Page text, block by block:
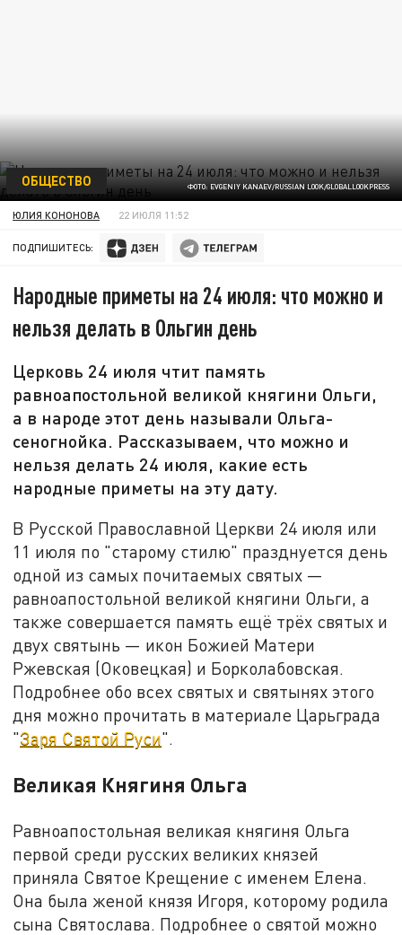
ФОТО: EVGENIY KANAEV/RUSSIAN LOOK/GLOBALLOOKPRESS
ОБЩЕСТВО
ЮЛИЯ КОНОНОВА 22 ИЮЛЯ 11:52
ПОДПИШИТЕСЬ:
Народные приметы на 24 июля: что можно и
нельзя делать в Ольгин день
Церковь 24 июля чтит память
равноапостольной великой княгини Ольги,
а в народе этот день называли Ольга-
сеногнойка. Рассказываем, что можно и
нельзя делать 24 июля, какие есть
народные приметы на эту дату.
В Русской Православной Церкви 24 июля или
11 июля по "старому стилю" празднуется день
одной из самых почитаемых святых —
равноапостольной великой княгини Ольги, а
также совершается память ещё трёх святых и
двух святынь — икон Божией Матери
Ржевская (Оковецкая) и Борколабовская.
Подробнее обо всех святых и святынях этого
дня можно прочитать в материале Царьграда
"Заря Святой Руси".
Великая Княгиня Ольга
Равноапостольная великая княгиня Ольга
первой среди русских великих князей
приняла Святое Крещение с именем Елена.
Она была женой князя Игоря, которому родила
сына Святослава. Подробнее о святой можно